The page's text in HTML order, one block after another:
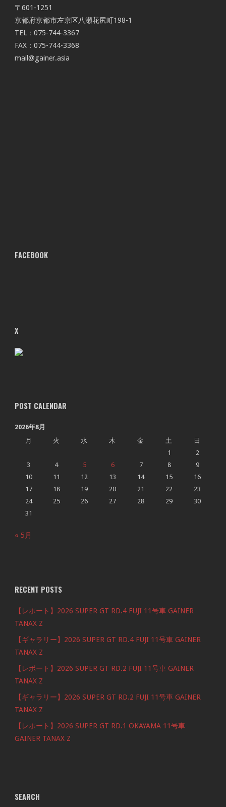
〒601-1251
京都府京都市左京区八瀬花尻町198-1
TEL：075-744-3367
FAX：075-744-3368
mail@gainer.asia
FACEBOOK
X
POST CALENDAR
2026年8月
月
火 水 木 金 土
日
1
2
3
4 5 6 7 8
9
10
11 12 13 14 15
16
17
18 19 20 21 22
23
24
25 26 27 28 29
30
31
« 5月
RECENT POSTS
【レポート】2026 SUPER GT RD.4 FUJI 11号車 GAINER
TANAX Z
【ギャラリー】2026 SUPER GT RD.4 FUJI 11号車 GAINER
TANAX Z
【レポート】2026 SUPER GT RD.2 FUJI 11号車 GAINER
TANAX Z
【ギャラリー】2026 SUPER GT RD.2 FUJI 11号車 GAINER
TANAX Z
【レポート】2026 SUPER GT RD.1 OKAYAMA 11号車
GAINER TANAX Z
SEARCH